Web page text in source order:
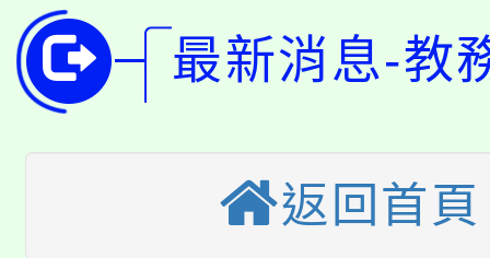
版
代理(課)教師甄選結果(
「2026金融保險知識
生本土語及新住民語歌
公告本校115學年度第
代理(課)教師甄選結果
公告本校115學年度第
最新消息-教
返回首頁